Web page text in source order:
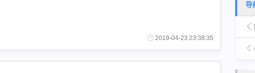
2019-04-23 23:38:35
导